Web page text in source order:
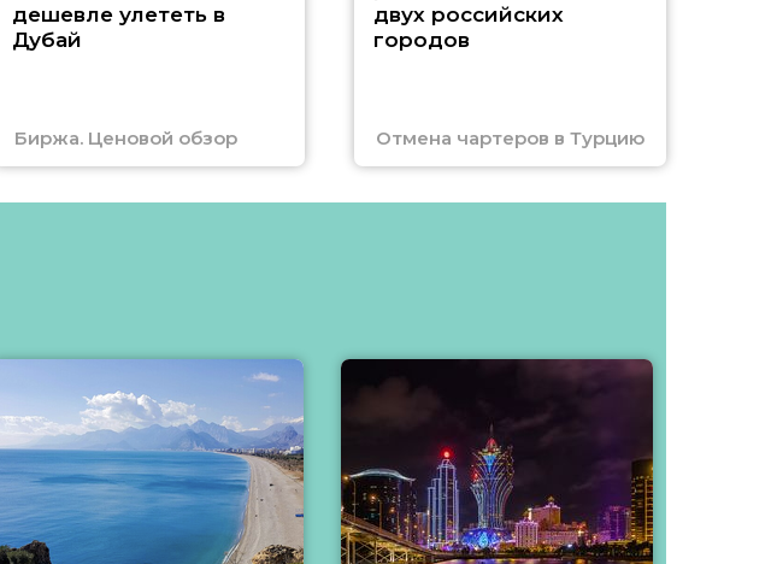
дешевле улететь в
Дубай
Биржа. Ценовой обзор
двух российских
городов
Отмена чартеров в Турцию